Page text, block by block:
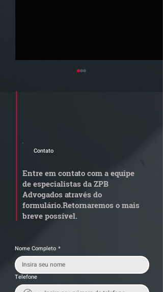
Grupo de Estudos ZPB -
Contato
Entre em contato com a equipe
de especialistas da ZPB
Advogados através do
formulário.Retornaremos o mais
breve possível.
Nome Completo *
Telefone